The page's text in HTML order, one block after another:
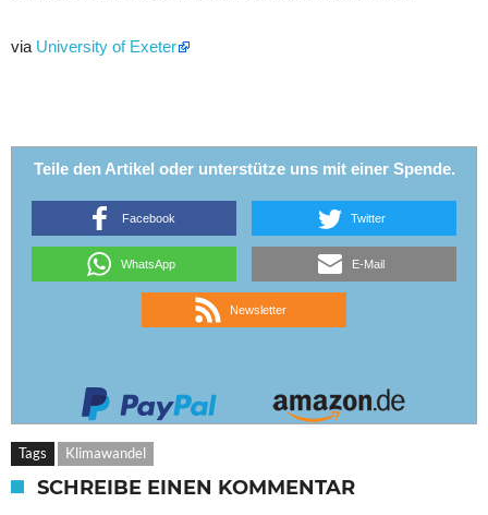
via University of Exeter
Teile den Artikel oder unterstütze uns mit einer Spende.
Facebook Twitter
WhatsApp E-Mail
Newsletter
Tags Klimawandel
SCHREIBE EINEN KOMMENTAR